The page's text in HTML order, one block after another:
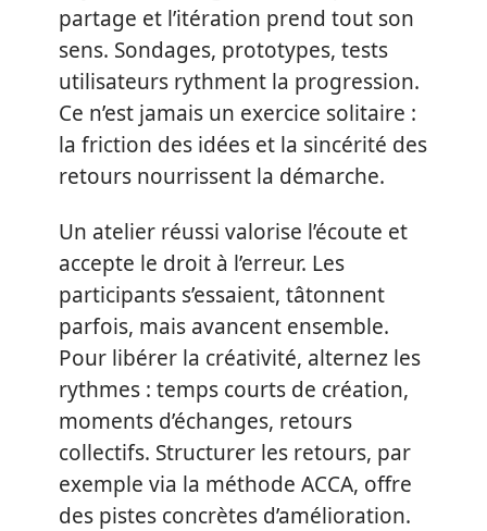
partage et l’itération prend tout son
sens. Sondages, prototypes, tests
utilisateurs rythment la progression.
Ce n’est jamais un exercice solitaire :
la friction des idées et la sincérité des
retours nourrissent la démarche.
Un atelier réussi valorise l’écoute et
accepte le droit à l’erreur. Les
participants s’essaient, tâtonnent
parfois, mais avancent ensemble.
Pour libérer la créativité, alternez les
rythmes : temps courts de création,
moments d’échanges, retours
collectifs. Structurer les retours, par
exemple via la méthode ACCA, offre
des pistes concrètes d’amélioration.